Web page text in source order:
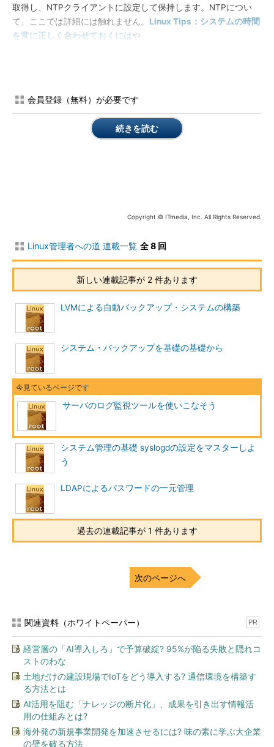
取得し、NTPクライアントに設定して保持します。NTPについ
て、ここでは詳細には触れません。 Linux Tips：システムの時間
を常に正しく合わせておくにはや
会員登録（無料）が必要です
続きを読む
Copyright © ITmedia, Inc. All Rights Reserved.
Linux管理者への道 連載一覧 全 8 回
新しい連載記事が 2 件あります
LVMによる自動バックアップ・システムの構築
システム・バックアップを基礎の基礎から
サーバのログ監視ツールを使いこなそう
システム管理の基礎 syslogdの設定をマスターしよ
う
LDAPによるパスワードの一元管理
過去の連載記事が 1 件あります
次のページへ
関連資料（ホワイトペーパー） PR
経営層の「AI導入しろ」で予算破綻? 95%が陥る失敗と隠れコ
ストのわな
土地だけの建設現場でIoTをどう導入する? 通信環境を構築す
る方法とは
AI活用を阻む「ナレッジの断片化」、成果を引き出す情報活
用の仕組みとは?
海外発の新規事業開発を加速させるには? 味の素に学ぶ大企業
の壁を破る方法